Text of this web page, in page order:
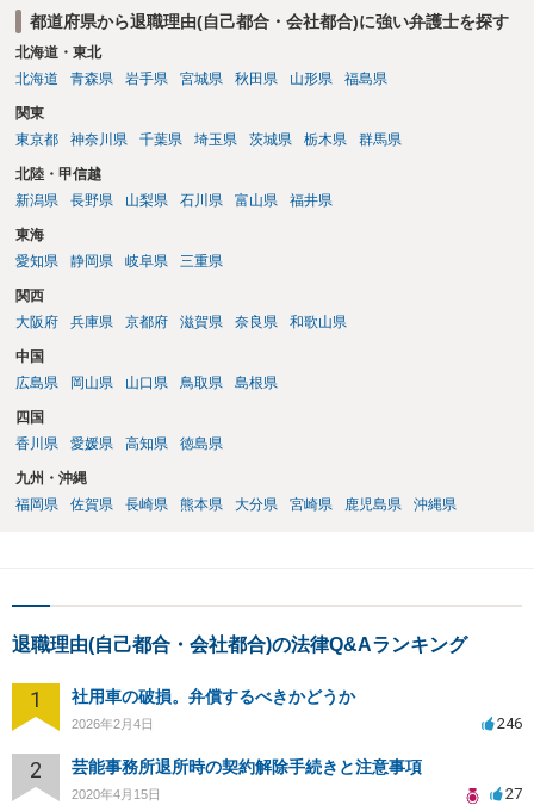
都道府県から退職理由(自己都合・会社都合)に強い弁護士を探す
北海道・東北
北海道
青森県 岩手県 宮城県 秋田県 山形県 福島県
関東
東京都
神奈川県 千葉県 埼玉県 茨城県 栃木県 群馬県
北陸・甲信越
新潟県
長野県 山梨県 石川県 富山県 福井県
東海
愛知県
静岡県 岐阜県 三重県
関西
大阪府
兵庫県 京都府 滋賀県 奈良県 和歌山県
中国
広島県
岡山県 山口県 鳥取県 島根県
四国
香川県
愛媛県 高知県 徳島県
九州・沖縄
福岡県
佐賀県 長崎県 熊本県 大分県 宮崎県 鹿児島県 沖縄県
退職理由(自己都合・会社都合)の法律Q&Aランキング
1 社用車の破損。弁償するべきかどうか
2026年2月4日 246
2 芸能事務所退所時の契約解除手続きと注意事項
2020年4月15日 27